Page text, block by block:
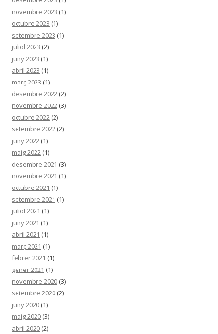
novembre 2023 (1)
octubre 2023 (1)
setembre 2023 (1)
juliol 2023 (2)
juny 2023 (1)
abril 2023 (1)
març 2023 (1)
desembre 2022 (2)
novembre 2022 (3)
octubre 2022 (2)
setembre 2022 (2)
juny 2022 (1)
maig 2022 (1)
desembre 2021 (3)
novembre 2021 (1)
octubre 2021 (1)
setembre 2021 (1)
juliol 2021 (1)
juny 2021 (1)
abril 2021 (1)
març 2021 (1)
febrer 2021 (1)
gener 2021 (1)
novembre 2020 (3)
setembre 2020 (2)
juny 2020 (1)
maig 2020 (3)
abril 2020 (2)